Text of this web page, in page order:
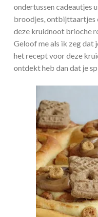
ondertussen cadeautjes
broodjes, ontbijttaartjes
deze kruidnoot brioche
Geloof me als ik zeg dat
het recept voor deze
ontdekt heb dan dat je